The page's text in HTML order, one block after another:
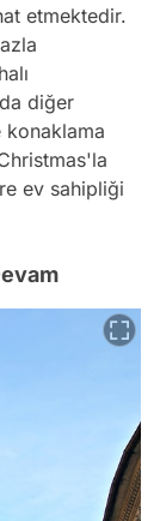
etmektedir.
diğer
konaklama
ev sahipliği